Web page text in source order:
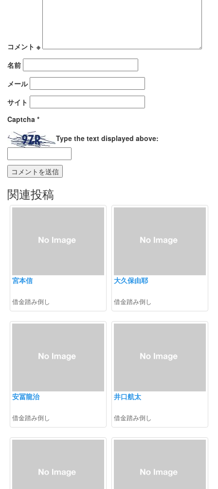
コメント ※
名前
メール
サイト
Captcha *
Type the text displayed above:
関連投稿
宮本信
借金踏み倒し
大久保由耶
借金踏み倒し
安冨龍治
借金踏み倒し
井口航太
借金踏み倒し